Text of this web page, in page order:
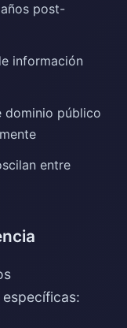
post-
información
dominio público
entre